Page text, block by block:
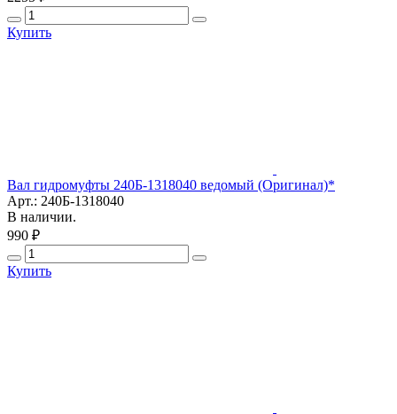
Купить
Вал гидромуфты 240Б-1318040 ведомый (Оригинал)*
Арт.: 240Б-1318040
В наличии.
990 ₽
Купить